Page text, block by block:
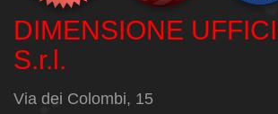
DIMENSIONE
S.r.l.
Via dei Colombi, 15